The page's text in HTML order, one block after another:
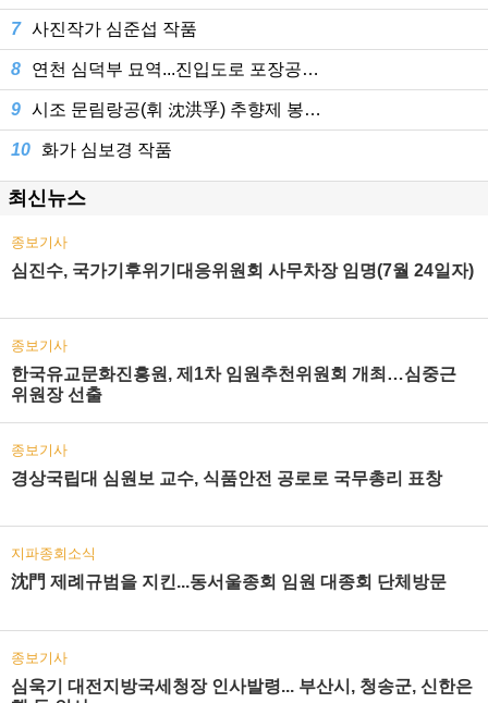
7 사진작가 심준섭 작품
8 연천 심덕부 묘역...진입도로 포장공…
9 시조 문림랑공(휘 沈洪孚) 추향제 봉…
10 화가 심보경 작품
최신뉴스
종보기사
심진수, 국가기후위기대응위원회 사무차장 임명(7월 24일자)
종보기사
한국유교문화진흥원, 제1차 임원추천위원회 개최…심중근
위원장 선출
종보기사
경상국립대 심원보 교수, 식품안전 공로로 국무총리 표창
지파종회소식
沈門 제례규범을 지킨...동서울종회 임원 대종회 단체방문
종보기사
심욱기 대전지방국세청장 인사발령... 부산시, 청송군, 신한은